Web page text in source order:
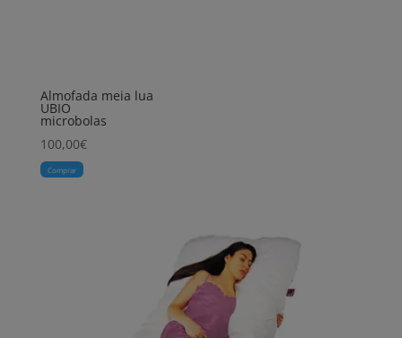
Almofada meia lua
UBIO
microbolas
100,00€
Comprar